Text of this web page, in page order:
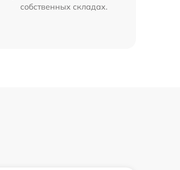
собственных складах.